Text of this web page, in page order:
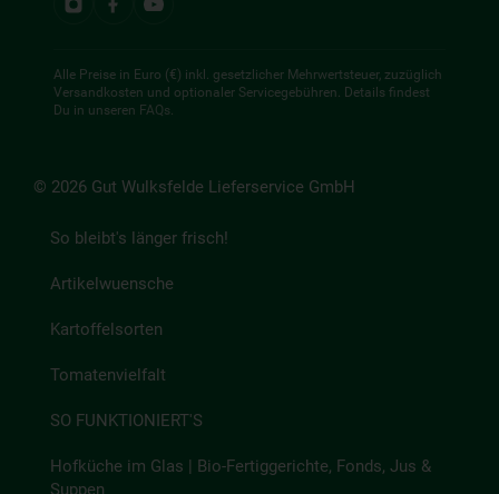
Alle Preise in Euro (€) inkl. gesetzlicher Mehrwertsteuer, zuzüglich
Versandkosten und optionaler Servicegebühren. Details findest
Du in unseren FAQs
© 2026 Gut Wulksfelde Lieferservice GmbH
So bleibt's länger frisch!
Artikelwuensche
Kartoffelsorten
Tomatenvielfalt
SO FUNKTIONIERT'S
Hofküche im Glas | Bio-Fertiggerichte, Fonds, Jus &
Suppen